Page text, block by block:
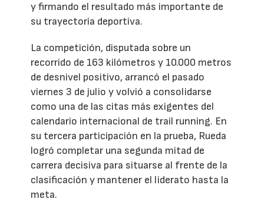
y firmando el resultado más importante de
su trayectoria deportiva.
La competición, disputada sobre un
recorrido de 163 kilómetros y 10.000 metros
de desnivel positivo, arrancó el pasado
viernes 3 de julio y volvió a consolidarse
como una de las citas más exigentes del
calendario internacional de trail running. En
su tercera participación en la prueba, Rueda
logró completar una segunda mitad de
carrera decisiva para situarse al frente de la
clasificación y mantener el liderato hasta la
meta.